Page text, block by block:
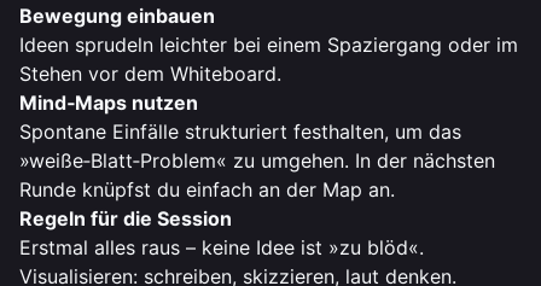
Bewegung einbauen
Ideen sprudeln leichter bei einem Spaziergang oder im
Stehen vor dem Whiteboard.
Mind‑Maps nutzen
Spontane Einfälle strukturiert festhalten, um das
»weiße‑Blatt‑Problem« zu umgehen. In der nächsten
Runde knüpfst du einfach an der Map an.
Regeln für die Session
Erstmal alles raus – keine Idee ist »zu blöd«.
Visualisieren: schreiben, skizzieren, laut denken.